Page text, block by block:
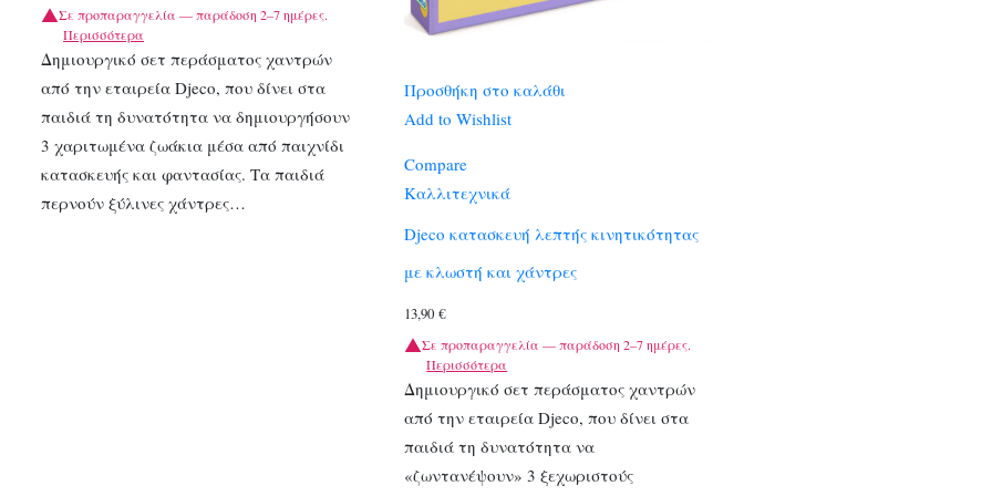
Σε προπαραγγελία — παράδοση 2–7 ημέρες.
Περισσότερα
Δημιουργικό σετ περάσματος χαντρών
από την εταιρεία Djeco, που δίνει στα
παιδιά τη δυνατότητα να δημιουργήσουν
3 χαριτωμένα ζωάκια μέσα από παιχνίδι
κατασκευής και φαντασίας. Τα παιδιά
περνούν ξύλινες χάντρες…
Προσθήκη στο καλάθι
Add to Wishlist
Compare
Καλλιτεχνικά
Djeco κατασκευή λεπτής κινητικότητας
με κλωστή και χάντρες
13,90€
Σε προπαραγγελία — παράδοση 2–7 ημέρες.
Περισσότερα
Δημιουργικό σετ περάσματος χαντρών
από την εταιρεία Djeco, που δίνει στα
παιδιά τη δυνατότητα να
«ζωντανέψουν» 3 ξεχωριστούς